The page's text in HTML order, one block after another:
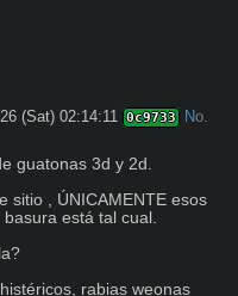
(Sat) 02:14:11 0c9733
No.
guatonas 3d y 2d.
sitio , ÚNICAMENTE esos
está tal cual.